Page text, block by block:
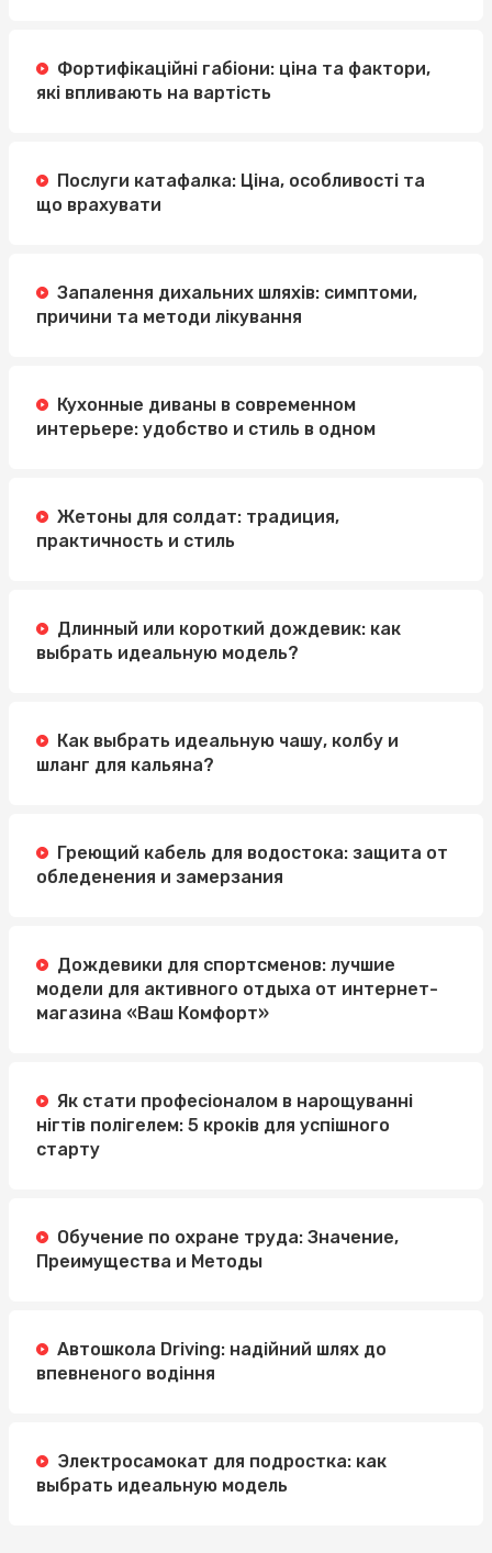
Фортифікаційні габіони: ціна та фактори,
які впливають на вартість
Послуги катафалка: Ціна, особливості та
що врахувати
Запалення дихальних шляхів: симптоми,
причини та методи лікування
Кухонные диваны в современном
интерьере: удобство и стиль в одном
Жетоны для солдат: традиция,
практичность и стиль
Длинный или короткий дождевик: как
выбрать идеальную модель?
Как выбрать идеальную чашу, колбу и
шланг для кальяна?
Греющий кабель для водостока: защита от
обледенения и замерзания
Дождевики для спортсменов: лучшие
модели для активного отдыха от интернет-
магазина «Ваш Комфорт»
Як стати професіоналом в нарощуванні
нігтів полігелем: 5 кроків для успішного
старту
Обучение по охране труда: Значение,
Преимущества и Методы
Автошкола Driving: надійний шлях до
впевненого водіння
Электросамокат для подростка: как
выбрать идеальную модель